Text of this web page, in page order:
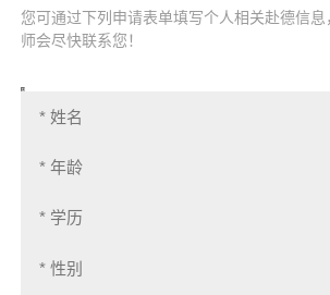
您可通过下列申请表单填写个人相关赴德信
师会尽快联系您！